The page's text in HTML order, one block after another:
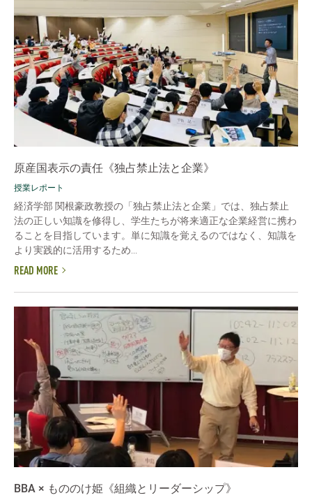
原産国表示の責任《独占禁止法と企業》
授業レポート
経済学部 関根豪政教授の「独占禁止法と企業」では、独占禁止
法の正しい知識を修得し、学生たちが将来適正な企業経営に携わ
ることを目指しています。単に知識を覚えるのではなく、知識を
より実践的に活用するため...
READ MORE
BBA × もののけ姫《組織とリーダーシップ》